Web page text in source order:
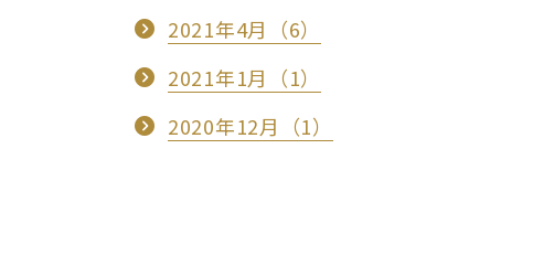
2021年4月（6）
2021年1月（1）
2020年12月（1）